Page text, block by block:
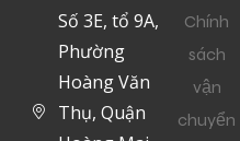
Số 3E, tổ 9A,
Phường
Hoàng Văn
Thụ, Quận
Chính
sách
vận
chuyển